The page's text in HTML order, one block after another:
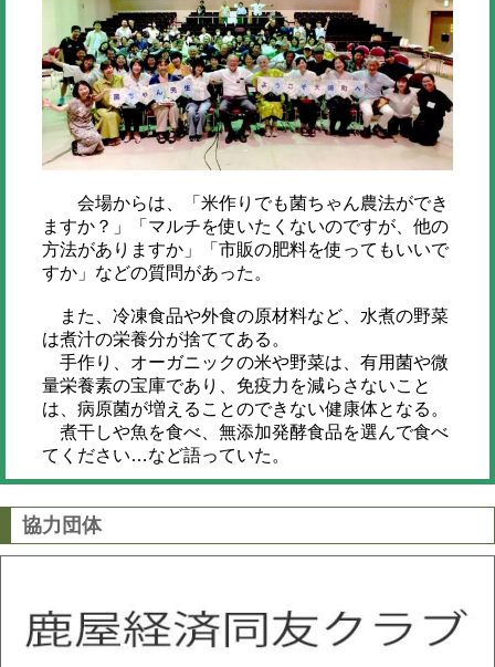
会場からは、「米作りでも菌ちゃん農法ができ
ますか？」「マルチを使いたくないのですが、他の
方法がありますか」「市販の肥料を使ってもいいで
すか」などの質問があった。
また、冷凍食品や外食の原材料など、水煮の野菜
は煮汁の栄養分が捨ててある。
手作り、オーガニックの米や野菜は、有用菌や微
量栄養素の宝庫であり、免疫力を減らさないこと
は、病原菌が増えることのできない健康体となる。
煮干しや魚を食べ、無添加発酵食品を選んで食べ
てください…など語っていた。
協力団体